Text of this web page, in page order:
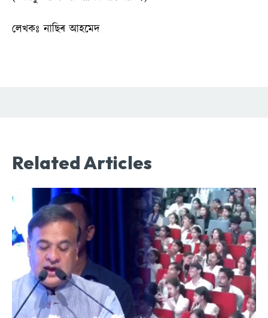
লেখকঃ নাছিৰ আহমেদ
Related Articles